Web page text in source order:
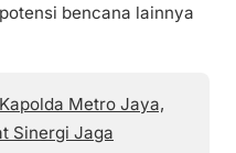
bencana lainnya
Metro Jaya,
Sinergi Jaga